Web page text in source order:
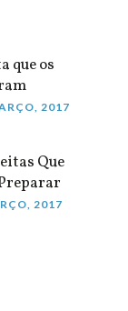
que os
2017
Que
2017